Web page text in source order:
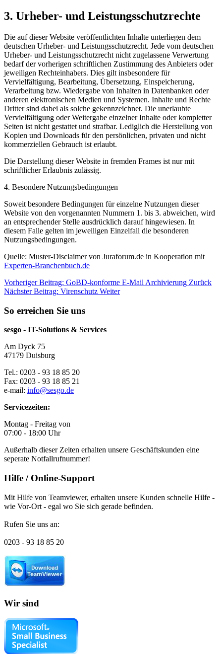
3. Urheber- und Leistungsschutzrechte
Die auf dieser Website veröffentlichten Inhalte unterliegen dem
deutschen Urheber- und Leistungsschutzrecht. Jede vom deutschen
Urheber- und Leistungsschutzrecht nicht zugelassene Verwertung
bedarf der vorherigen schriftlichen Zustimmung des Anbieters oder
jeweiligen Rechteinhabers. Dies gilt insbesondere für
Vervielfältigung, Bearbeitung, Übersetzung, Einspeicherung,
Verarbeitung bzw. Wiedergabe von Inhalten in Datenbanken oder
anderen elektronischen Medien und Systemen. Inhalte und Rechte
Dritter sind dabei als solche gekennzeichnet. Die unerlaubte
Vervielfältigung oder Weitergabe einzelner Inhalte oder kompletter
Seiten ist nicht gestattet und strafbar. Lediglich die Herstellung von
Kopien und Downloads für den persönlichen, privaten und nicht
kommerziellen Gebrauch ist erlaubt.
Die Darstellung dieser Website in fremden Frames ist nur mit
schriftlicher Erlaubnis zulässig.
4. Besondere Nutzungsbedingungen
Soweit besondere Bedingungen für einzelne Nutzungen dieser
Website von den vorgenannten Nummern 1. bis 3. abweichen, wird
an entsprechender Stelle ausdrücklich darauf hingewiesen. In
diesem Falle gelten im jeweiligen Einzelfall die besonderen
Nutzungsbedingungen.
Quelle: Muster-Disclaimer von Juraforum.de in Kooperation mit
Experten-Branchenbuch.de
Vorheriger Beitrag: GoBD-konforme E-Mail Archivierung Zurück
Nächster Beitrag: Virenschutz Weiter
So erreichen Sie uns
sesgo - IT-Solutions & Services
Am Dyck 75
47179 Duisburg
Tel.: 0203 - 93 18 85 20
Fax: 0203 - 93 18 85 21
e-mail: info@sesgo.de
Servicezeiten:
Montag - Freitag von
07:00 - 18:00 Uhr
Außerhalb dieser Zeiten erhalten unsere Geschäftskunden eine
seperate Notfallrufnummer!
Hilfe / Online-Support
Mit Hilfe von Teamviewer, erhalten unsere Kunden schnelle Hilfe -
wie Vor-Ort - egal wo Sie sich gerade befinden.
Rufen Sie uns an:
0203 - 93 18 85 20
Wir sind